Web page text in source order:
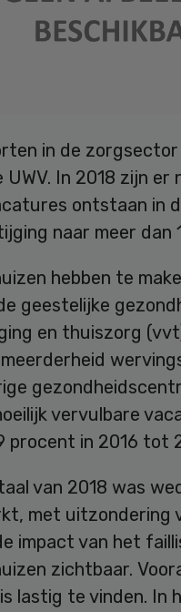
in de
In 2018 zijn er
ontstaan in
naar meer
hebben te
geestelijke
en thuiszorg
vervulbare
procent in 2016 tot
van 2018 was
met uitzondering
impact van het
zichtbaar.
lastig te vinden. In